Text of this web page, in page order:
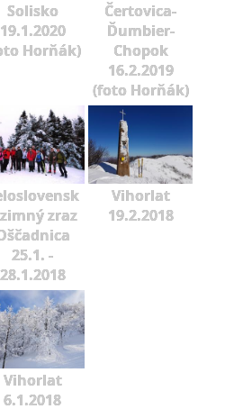
Solisko
19.1.2020
Horňák)
Čertovica-
Ďumbier-
Chopok
16.2.2019
(foto Horňák)
zraz
25.1. -
28.1.2018
Vihorlat
19.2.2018
Vihorlat
6.1.2018